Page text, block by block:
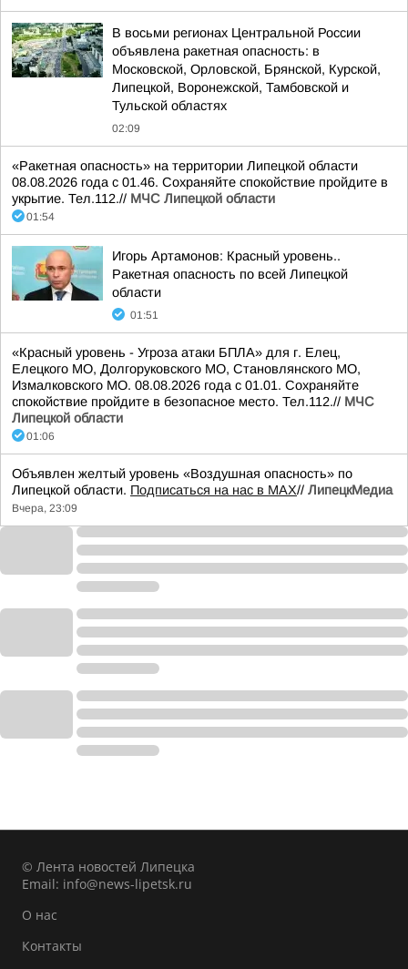
В восьми регионах Центральной России
объявлена ракетная опасность: в
Московской, Орловской, Брянской, Курской,
Липецкой, Воронежской, Тамбовской и
Тульской областях
02:09
«Ракетная опасность» на территории Липецкой области
08.08.2026 года с 01.46. Сохраняйте спокойствие пройдите в
укрытие. Тел.112.// МЧС Липецкой области
01:54
Игорь Артамонов: Красный уровень..
Ракетная опасность по всей Липецкой
области
01:51
«Красный уровень - Угроза атаки БПЛА» для г. Елец,
Елецкого МО, Долгоруковского МО, Становлянского МО,
Измалковского МО. 08.08.2026 года с 01.01. Сохраняйте
спокойствие пройдите в безопасное место. Тел.112.// МЧС
Липецкой области
01:06
Объявлен желтый уровень «Воздушная опасность» по
Липецкой области. Подписаться на нас в МАХ// ЛипецкМедиа
Вчера, 23:09
© Лента новостей Липецка
Email: info@news-lipetsk.ru
О нас
Контакты